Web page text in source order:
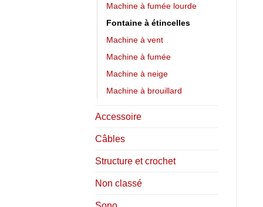
Machine à fumée lourde
Fontaine à étincelles
Machine à vent
Machine à fumée
Machine à neige
Machine à brouillard
Accessoire
Câbles
Structure et crochet
Non classé